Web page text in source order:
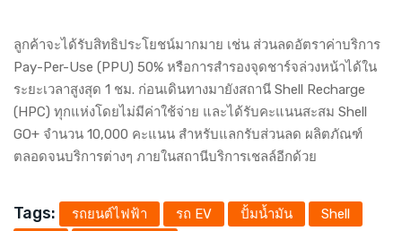
ลูกค้าจะได้รับสิทธิประโยชน์มากมาย เช่น ส่วนลดอัตราค่าบริการ
Pay-Per-Use (PPU) 50% หรือการสํารองจุดชาร์จล่วงหน้าได้ใน
ระยะเวลาสูงสุด 1 ชม. ก่อนเดินทางมายังสถานี Shell Recharge
(HPC) ทุกแห่งโดยไม่มีค่าใช้จ่าย และได้รับคะแนนสะสม Shell
GO+ จํานวน 10,000 คะแนน สําหรับแลกรับส่วนลด ผลิตภัณฑ์
ตลอดจนบริการต่างๆ ภายในสถานีบริการเชลล์อีกด้วย
Tags: รถยนต์ไฟฟ้า รถ EV ปั้มน้ำมัน
Shell